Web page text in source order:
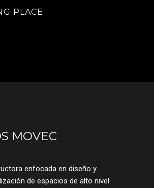
PLACE
MOVEC
enfocada en diseño y
de espacios de alto nivel.